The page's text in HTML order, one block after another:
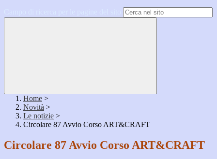
Home >
Novità >
Le notizie >
Circolare 87 Avvio Corso ART&CRAFT
Circolare 87 Avvio Corso ART&CRAFT